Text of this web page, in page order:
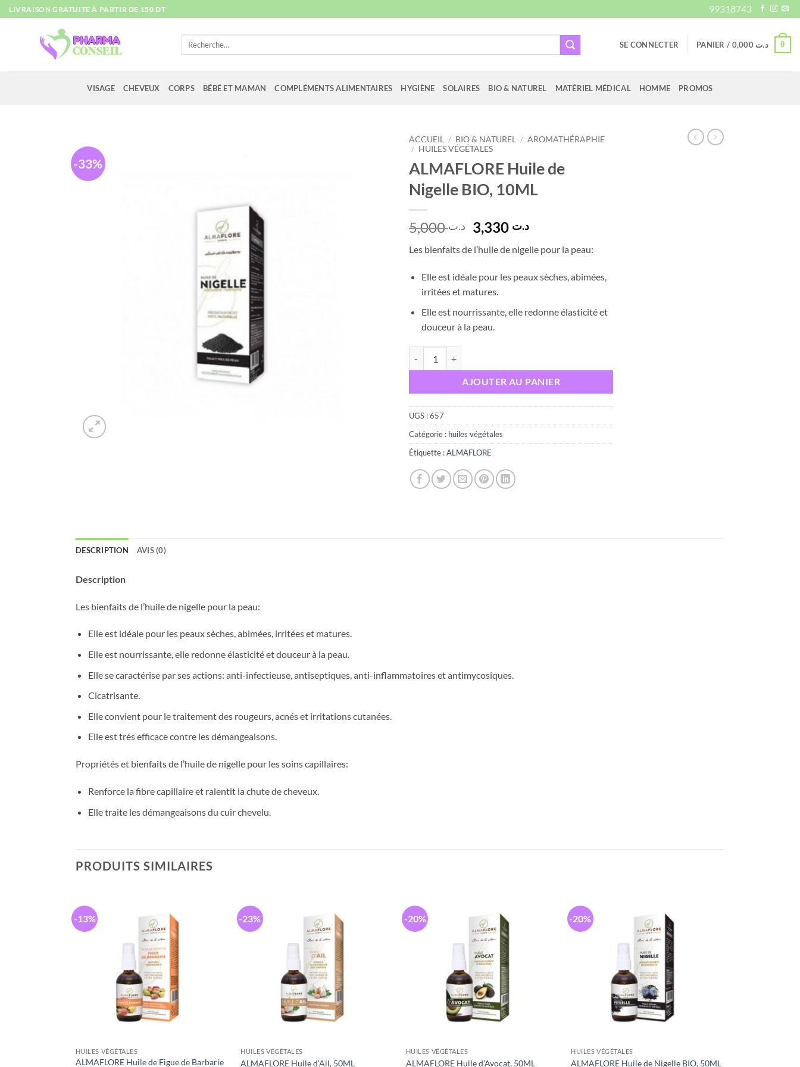
Passer
au
LIVRAISON GRATUITE À PARTIR DE 150 DT 99318743
Recherche
SE CONNECTER PANIER / د.ت 0,000 0
VISAGE CHEVEUX CORPS BÉBÉ ET MAMAN COMPLÉMENTS ALIMENTAIRES HYGIÈNE SOLAIRES BIO & NATUREL MATÉRIEL MÉDICAL HOMME PROMOS
-33%
ACCUEIL / BIO & NATUREL / AROMATHÉRAPHIE
/ HUILES VÉGÉTALES
ALMAFLORE Huile de
Nigelle BIO, 10ML
د.ت5,000
Le
prix
initial
د.ت 5,000.
د.تLe
actuel
د.ت 3,330.
Les bienfaits de l’huile de nigelle pour la peau:
Elle est idéale pour les peaux sèches, abimées,
irritées et matures.
Elle est nourrissante, elle redonne élasticité et
douceur à la peau.
AJOUTER AU PANIER
UGS :657
Catégorie : huiles végétales
Étiquette :ALMAFLORE
DESCRIPTION AVIS (0)
Description
Les bienfaits de l’huile de nigelle pour la peau:
Elle est idéale pour les peaux sèches, abimées, irritées et matures.
Elle est nourrissante, elle redonne élasticité et douceur à la peau.
Elle se caractérise par ses actions: anti-infectieuse, antiseptiques, anti-inflammatoires et antimycosiques.
Cicatrisante.
Elle convient pour le traitement des rougeurs, acnés et irritations cutanées.
Elle est trés efficace contre les démangeaisons.
Propriétés et bienfaits de l’huile de nigelle pour les soins capillaires:
Renforce la fibre capillaire et ralentit la chute de cheveux.
Elle traite les démangeaisons du cuir chevelu.
PRODUITS SIMILAIRES
-13%
HUILES VÉGÉTALES
ALMAFLORE Huile de Figue de Barbarie
-23%
HUILES VÉGÉTALES
ALMAFLORE Huile d’Ail, 50ML
-20%
HUILES VÉGÉTALES
ALMAFLORE Huile d’Avocat, 50ML
-20%
HUILES VÉGÉTALES
ALMAFLORE Huile de Nigelle BIO, 50ML